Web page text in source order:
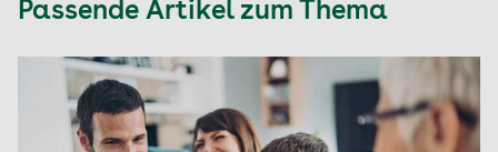
Passende Artikel zum Thema